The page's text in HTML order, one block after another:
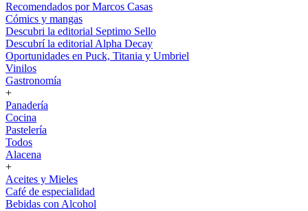
Recomendados por Marcos Casas
Cómics y mangas
Descubri la editorial Septimo Sello
Descubrí la editorial Alpha Decay
Oportunidades en Puck, Titania y Umbriel
Vinilos
Gastronomía
+
Panadería
Cocina
Pastelería
Todos
Alacena
+
Aceites y Mieles
Café de especialidad
Bebidas con Alcohol